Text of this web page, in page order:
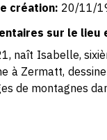
création: 20/11/
sur le lieu
naît Isabelle,
à Zermatt,
de montagnes